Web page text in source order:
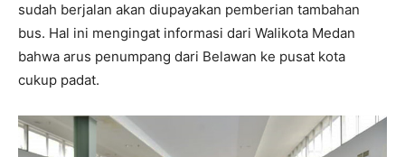
sudah berjalan akan diupayakan pemberian tambahan
bus. Hal ini mengingat informasi dari Walikota Medan
bahwa arus penumpang dari Belawan ke pusat kota
cukup padat.